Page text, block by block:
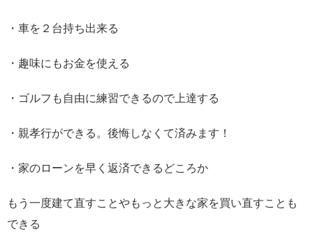
・車を２台持ち出来る
・趣味にもお金を使える
・ゴルフも自由に練習できるので上達する
・親孝行ができる。後悔しなくて済みます！
・家のローンを早く返済できるどころか
もう一度建て直すことやもっと大きな家を買い直すことも
できる